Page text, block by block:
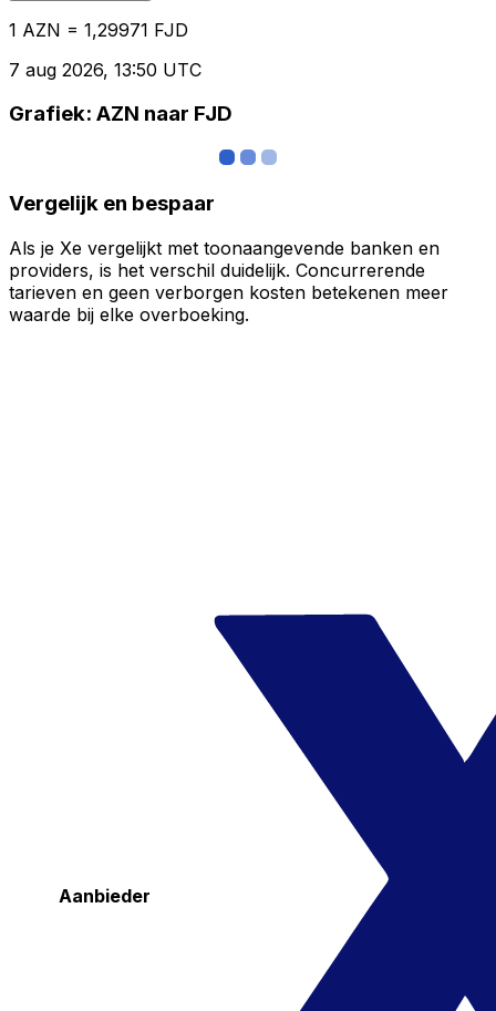
1 AZN = 1,29971 FJD
7 aug 2026, 13:50 UTC
Grafiek: AZN naar FJD
Vergelijk en bespaar
Als je Xe vergelijkt met toonaangevende banken en
providers, is het verschil duidelijk. Concurrerende
tarieven en geen verborgen kosten betekenen meer
waarde bij elke overboeking.
Aanbieder